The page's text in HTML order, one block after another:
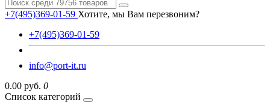
+7(495)369-01-59 Хотите, мы Вам перезвоним?
+7(495)369-01-59
info@port-it.ru
0.00 руб. 0
Список категорий